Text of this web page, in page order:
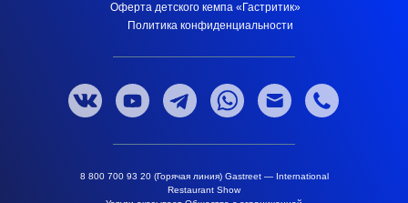
8 800 700 93 20 (Горячая линия) Gastreet — International
Restaurant Show
Оферта детского кемпа «Гастритик»
Политика конфиденциальности